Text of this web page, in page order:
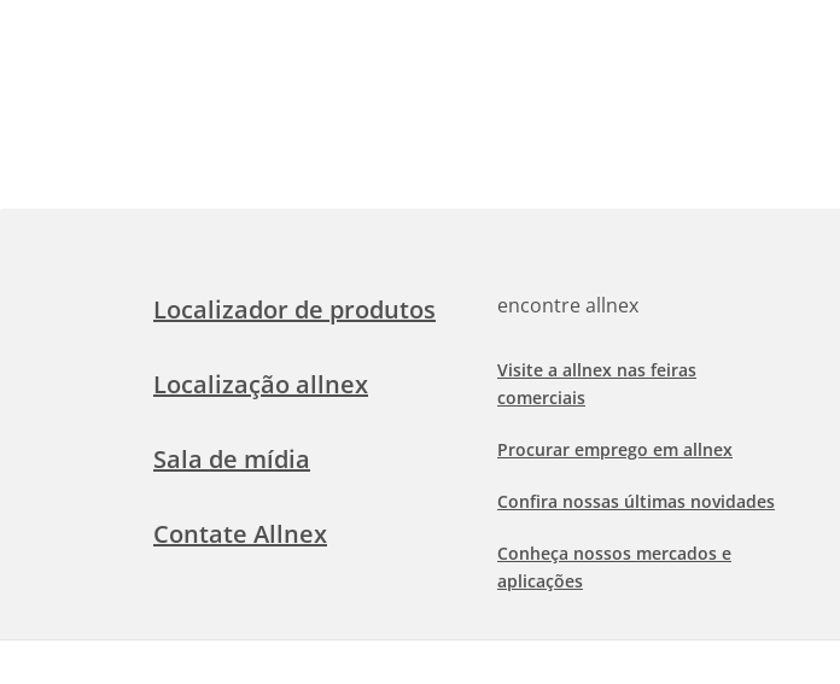
Localizador de produtos
Localização allnex
Sala de mídia
Contate Allnex
encontre allnex
Visite a allnex nas feiras
comerciais
Procurar emprego em allnex
Confira nossas últimas novidades
Conheça nossos mercados e
aplicações